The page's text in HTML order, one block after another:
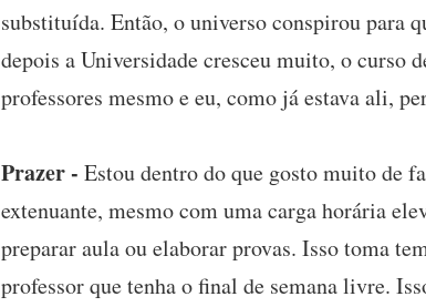
substituída. Então, o universo conspirou para
depois a Universidade cresceu muito, o curso
professores mesmo e eu, como já estava ali,
Prazer - Estou dentro do que gosto muito de
extenuante, mesmo com uma carga horária
preparar aula ou elaborar provas. Isso toma
professor que tenha o final de semana livre.